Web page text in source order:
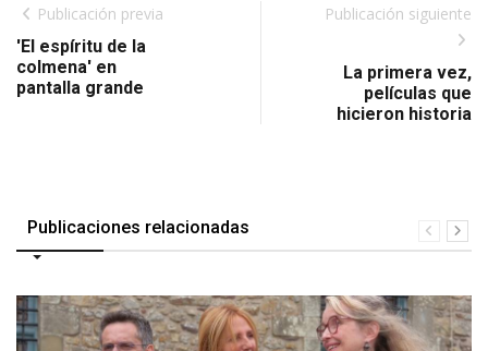
Publicación previa
'El espíritu de la
colmena' en
pantalla grande
Publicación siguiente
La primera vez,
películas que
hicieron historia
Publicaciones relacionadas